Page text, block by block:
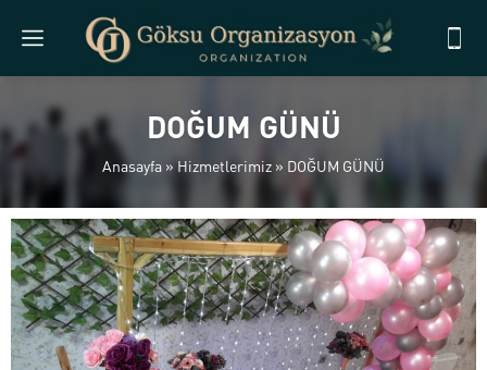
DOĞUM GÜNÜ
Anasayfa »Hizmetlerimiz » DOĞUM GÜNÜ